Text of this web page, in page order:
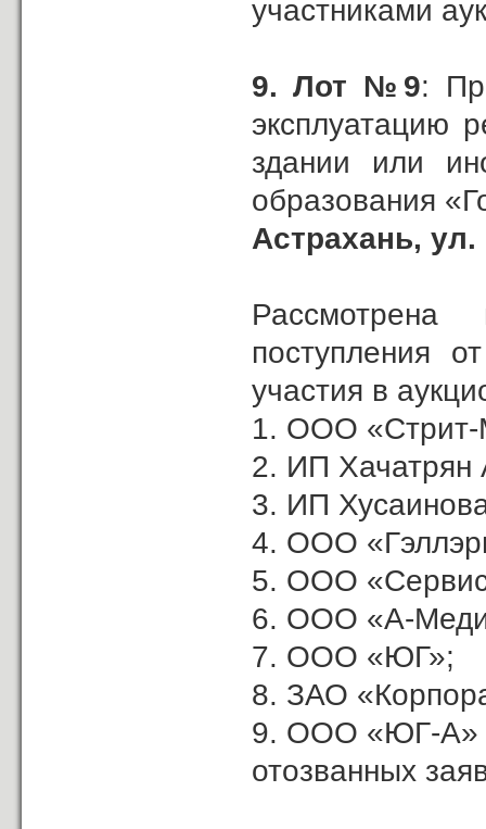
участниками
9. Лот №9:
эксплуатацию
здании или
образования
Астрахань, ул.
поступления
участия в
1. ООО
2. ИП Хачатрян
3. ИП
4. ООО
5. ООО
6. ООО «А-
7. ООО «ЮГ»;
8. ЗАО
9. ООО «ЮГ-А»
отозванных